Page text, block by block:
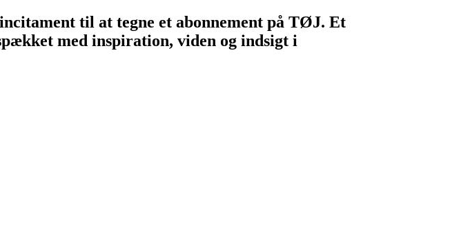
til at tegne et abonnement på TØJ. Et
med inspiration, viden og indsigt i